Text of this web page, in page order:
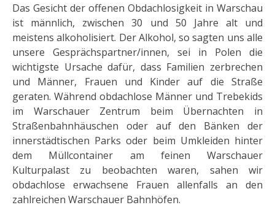
Das Gesicht der offenen Obdachlosigkeit in Warschau
ist männlich, zwischen 30 und 50 Jahre alt und
meistens alkoholisiert. Der Alkohol, so sagten uns alle
unsere Gesprächspartner/innen, sei in Polen die
wichtigste Ursache dafür, dass Familien zerbrechen
und Männer, Frauen und Kinder auf die Straße
geraten. Während obdachlose Männer und Trebekids
im Warschauer Zentrum beim Übernachten in
Straßenbahnhäuschen oder auf den Bänken der
innerstädtischen Parks oder beim Umkleiden hinter
dem Müllcontainer am feinen Warschauer
Kulturpalast zu beobachten waren, sahen wir
obdachlose erwachsene Frauen allenfalls an den
zahlreichen Warschauer Bahnhöfen.